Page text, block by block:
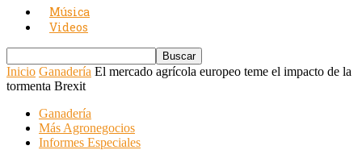
Música
Videos
Inicio Ganadería El mercado agrícola europeo teme el impacto de la
tormenta Brexit
Ganadería
Más Agronegocios
Informes Especiales